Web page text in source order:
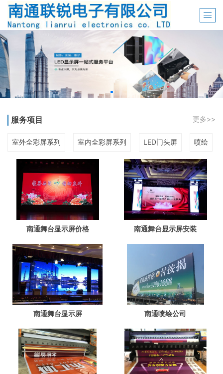
服务项目 更多>>
室外全彩屏系列 室内全彩屏系列 LED门头屏 喷绘
南通舞台显示屏价格 南通舞台显示屏安装
南通舞台显示屏 南通喷绘公司